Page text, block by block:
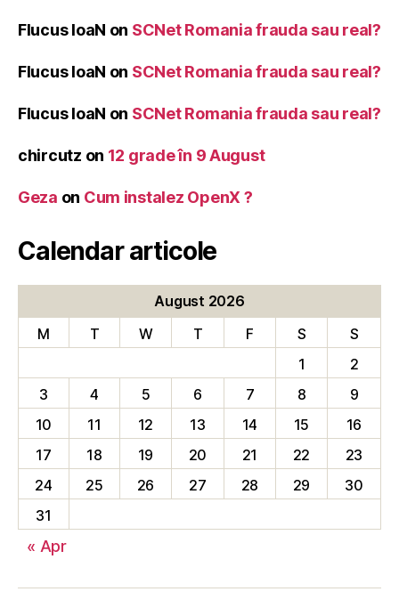
Flucus IoaN on SCNet Romania frauda sau real?
Flucus IoaN on SCNet Romania frauda sau real?
Flucus IoaN on SCNet Romania frauda sau real?
chircutz on 12 grade în 9 August
Geza on Cum instalez OpenX ?
Calendar articole
August 2026
M
T W T F S
S
1
2
3
4 5 6 7 8
9
10
11 12 13 14 15
16
17
18 19 20 21 22
23
24
25 26 27 28 29
30
31
« Apr